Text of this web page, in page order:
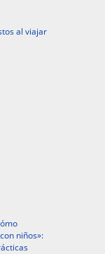
al viajar
niños»: